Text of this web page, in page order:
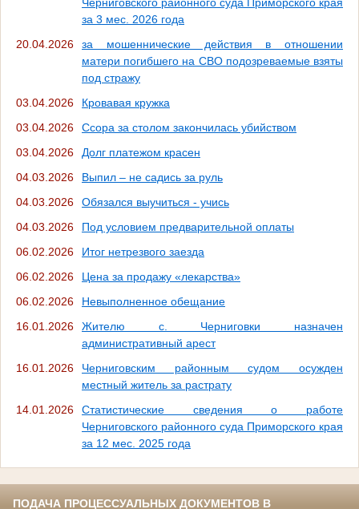
за 3 мес. 2026 года
20.04.2026
за мошеннические действия в отношении
матери погибшего на СВО подозреваемые взяты
под стражу
03.04.2026
Кровавая кружка
03.04.2026
Ссора за столом закончилась убийством
03.04.2026
Долг платежом красен
04.03.2026
Выпил – не садись за руль
04.03.2026
Обязался выучиться - учись
04.03.2026
Под условием предварительной оплаты
06.02.2026
Итог нетрезвого заезда
06.02.2026
Цена за продажу «лекарства»
06.02.2026
Невыполненное обещание
16.01.2026
Жителю с. Черниговки назначен
административный арест
16.01.2026
Черниговским районным судом осужден
местный житель за растрату
14.01.2026
Статистические сведения о работе
Черниговского районного суда Приморского края
за 12 мес. 2025 года
ПОДАЧА ПРОЦЕССУАЛЬНЫХ ДОКУМЕНТОВ В